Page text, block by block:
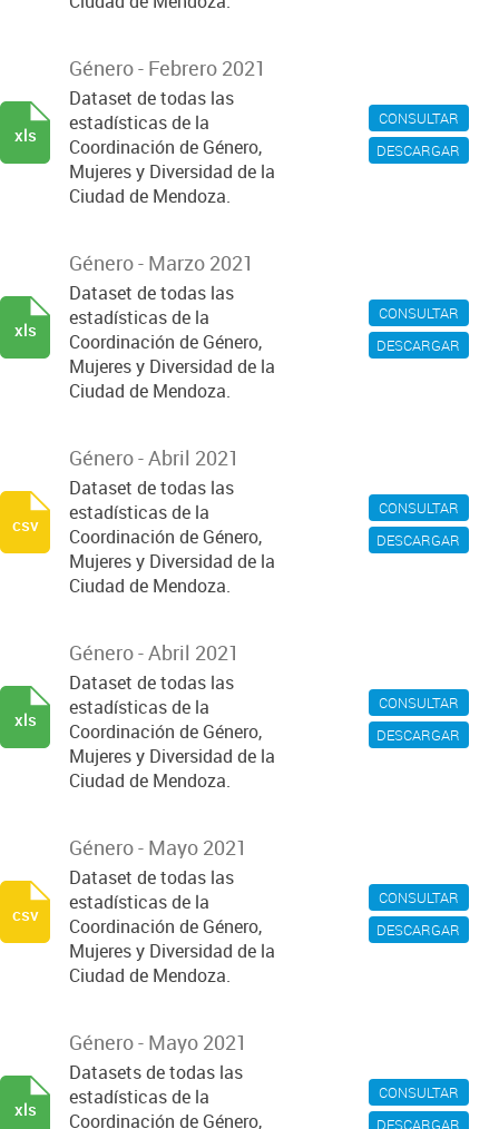
CONSULTAR
DESCARGAR
Género - Febrero 2021
Dataset de todas las
estadísticas de la
Coordinación de Género,
Mujeres y Diversidad de la
Ciudad de Mendoza.
xls
CONSULTAR
DESCARGAR
Género - Marzo 2021
Dataset de todas las
estadísticas de la
Coordinación de Género,
Mujeres y Diversidad de la
Ciudad de Mendoza.
xls
CONSULTAR
DESCARGAR
Género - Abril 2021
Dataset de todas las
estadísticas de la
Coordinación de Género,
Mujeres y Diversidad de la
Ciudad de Mendoza.
csv
CONSULTAR
DESCARGAR
Género - Abril 2021
Dataset de todas las
estadísticas de la
Coordinación de Género,
Mujeres y Diversidad de la
Ciudad de Mendoza.
xls
CONSULTAR
DESCARGAR
Género - Mayo 2021
Dataset de todas las
estadísticas de la
Coordinación de Género,
Mujeres y Diversidad de la
Ciudad de Mendoza.
csv
CONSULTAR
DESCARGAR
Género - Mayo 2021
Datasets de todas las
estadísticas de la
Coordinación de Género,
xls